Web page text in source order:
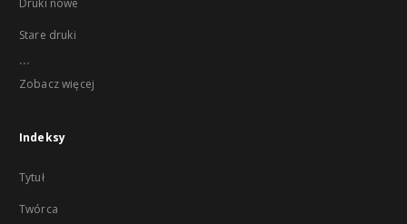
Druki nowe
Stare druki
...
Zobacz więcej
Indeksy
Tytuł
Twórca